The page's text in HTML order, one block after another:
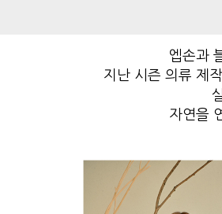
엡손과
지난 시즌 의류 제
자연을